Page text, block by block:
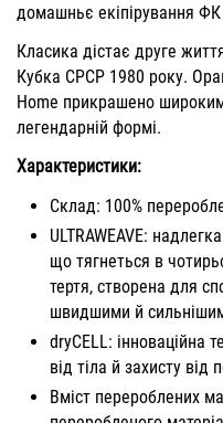
домашньє екіпірування
Класика дістає друге
Кубка СРСР 1980 року.
Home прикрашено
легендарній формі.
Характеристики:
Склад: 100%
ULTRAWEAVE:
що тягнеться в
тертя, створена для
швидшими й
dryCELL: інноваційна
від тіла й захисту від
Вміст перероблених